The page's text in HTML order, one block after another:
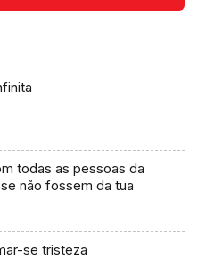
todas as pessoas da
não fossem da tua
se tristeza